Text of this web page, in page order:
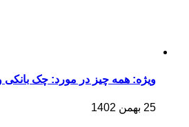
ویژه: همه چیز در مورد: چک بانکی و
25 بهمن 1402